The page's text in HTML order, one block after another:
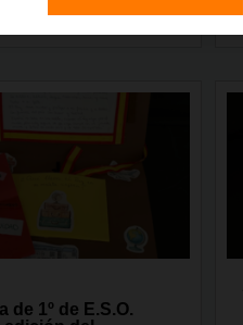
de 1º de E.S.O.